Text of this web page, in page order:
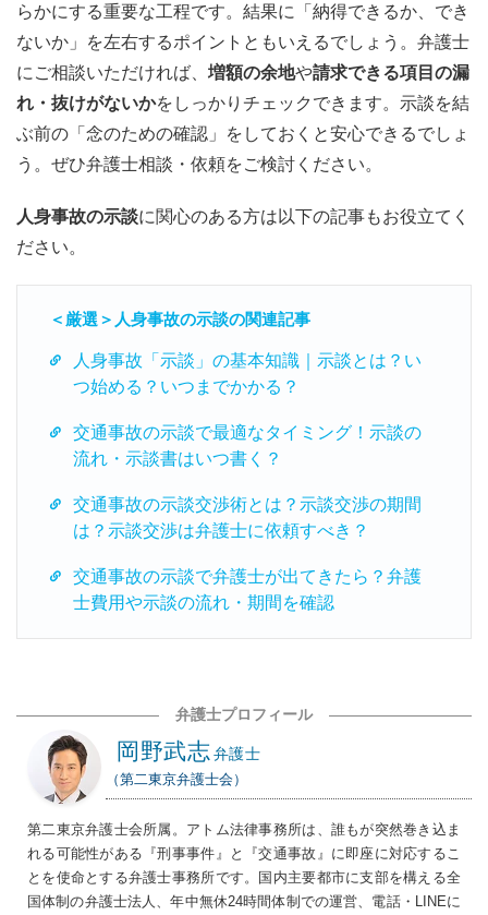
らかにする重要な工程です。結果に「納得できるか、でき
ないか」を左右するポイントともいえるでしょう。弁護士
にご相談いただければ、 増額の余地や請求できる項目の漏
れ・抜けがないかをしっかりチェックできます。示談を結
ぶ前の「念のための確認」をしておくと安心できるでしょ
う。ぜひ弁護士相談・依頼をご検討ください。
人身事故の示談に関心のある方は以下の記事もお役立てく
ださい。
＜厳選＞人身事故の示談の関連記事
人身事故「示談」の基本知識｜示談とは？い
つ始める？いつまでかかる？
交通事故の示談で最適なタイミング！示談の
流れ・示談書はいつ書く？
交通事故の示談交渉術とは？示談交渉の期間
は？示談交渉は弁護士に依頼すべき？
交通事故の示談で弁護士が出てきたら？弁護
士費用や示談の流れ・期間を確認
弁護士プロフィール
岡野武志弁護士
（第二東京弁護士会）
第二東京弁護士会所属。アトム法律事務所は、誰もが突然巻き込ま
れる可能性がある『刑事事件』と『交通事故』に即座に対応するこ
とを使命とする弁護士事務所です。国内主要都市に支部を構える全
国体制の弁護士法人、年中無休24時間体制での運営、電話・LINEに